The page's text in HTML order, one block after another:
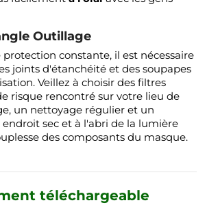
Outillage
constante, il est nécessaire
joints d'étanchéité et des soupapes
Veillez à choisir des filtres
risque rencontré sur votre lieu de
un nettoyage régulier et un
sec et à l'abri de la lumière
des composants du masque.
téléchargeable